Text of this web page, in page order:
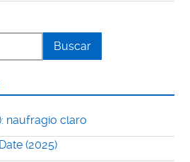
naufragio claro
(2025)